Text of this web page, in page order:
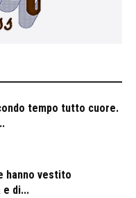
tempo tutto cuore.
hanno vestito
e di...